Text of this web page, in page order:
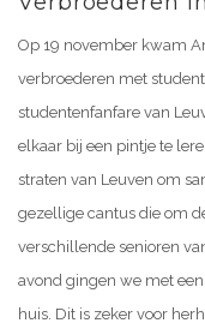
Op 19 november kwam
verbroederen met
studentenfanfare van
elkaar bij een pintje te
straten van Leuven om
gezellige cantus die om
verschillende senioren
avond gingen we met
huis. Dit is zeker voor